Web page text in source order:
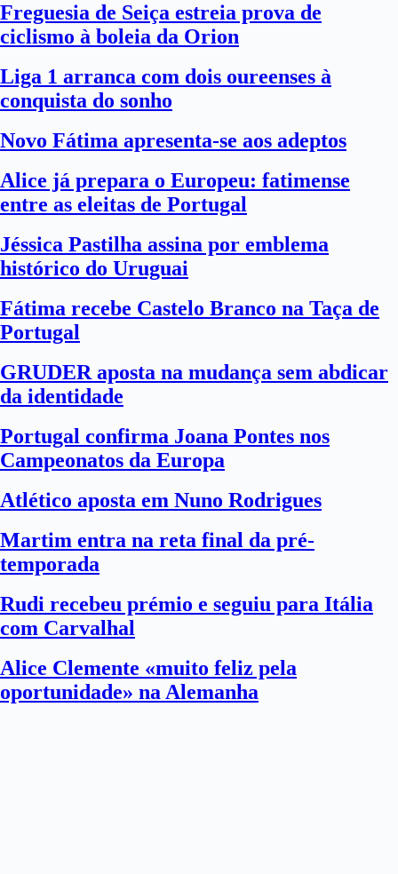
Freguesia de Seiça estreia prova de
ciclismo à boleia da Orion
Liga 1 arranca com dois oureenses à
conquista do sonho
Novo Fátima apresenta-se aos adeptos
Alice já prepara o Europeu: fatimense
entre as eleitas de Portugal
Jéssica Pastilha assina por emblema
histórico do Uruguai
Fátima recebe Castelo Branco na Taça de
Portugal
GRUDER aposta na mudança sem abdicar
da identidade
Portugal confirma Joana Pontes nos
Campeonatos da Europa
Atlético aposta em Nuno Rodrigues
Martim entra na reta final da pré-
temporada
Rudi recebeu prémio e seguiu para Itália
com Carvalhal
Alice Clemente «muito feliz pela
oportunidade» na Alemanha